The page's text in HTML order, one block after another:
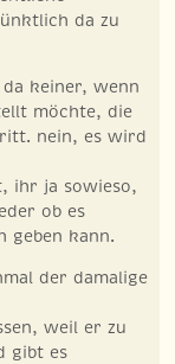
da zu
keiner, wenn
möchte, die
nein, es wird
ihr ja sowieso,
ob es
geben kann.
der damalige
weil er zu
gibt es